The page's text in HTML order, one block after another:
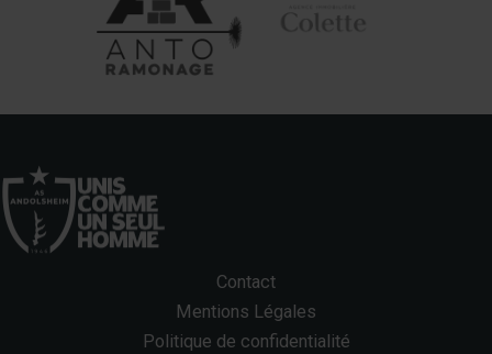
Contact
Mentions Légales
Politique de confidentialité